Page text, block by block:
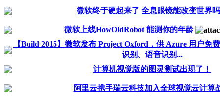
微软终于硬起来了 全息眼镜能改变世界
微软上线HowOldRobot 能测你的年龄
【Build 2015】微软发布 Project Oxford，供 Azure 用户免
识别、语音识别...
计算机视觉版的图灵测试出现了！
阿里云携手瑞云科技加入全球视觉云计算